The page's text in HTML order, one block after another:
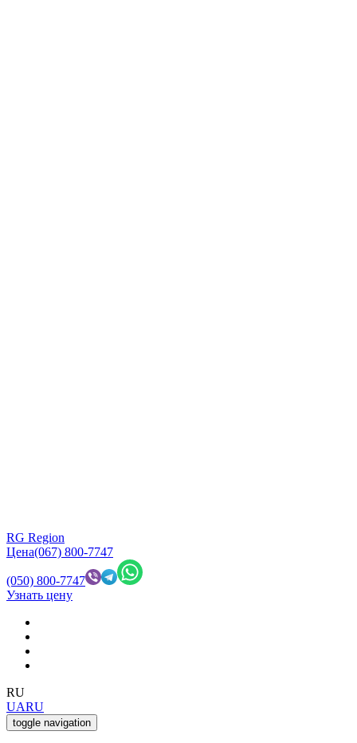
RG Region
Цена(067) 800-7747
(050) 800-7747
Узнать цену
RU
UARU
toggle navigation